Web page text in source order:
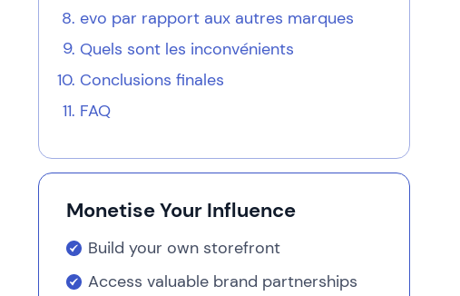
evo par rapport aux autres marques
Quels sont les inconvénients
Conclusions finales
FAQ
Monetise Your Influence
Build your own storefront
Access valuable brand partnerships